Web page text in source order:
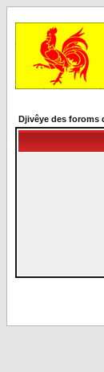
Djivêye des foroms